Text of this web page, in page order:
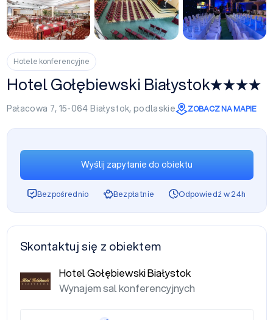
Hotele konferencyjne
Hotel Gołębiewski Białystok
Pałacowa 7, 15-064Białystok,podlaskie ZOBACZ NA MAPIE
Wyślij zapytanie do obiektu
Bezpośrednio Bezpłatnie Odpowiedź w 24h
Skontaktuj się z obiektem
Hotel Gołębiewski Białystok
Wynajem sal konferencyjnych